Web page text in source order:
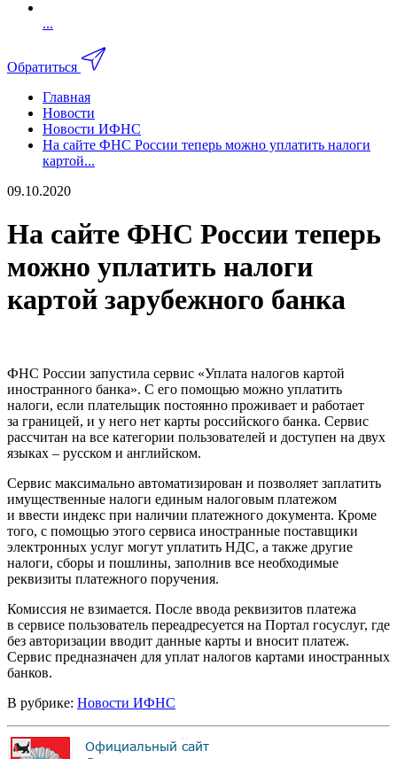
...
Обратиться
Главная
Новости
Новости ИФНС
На сайте ФНС России теперь можно уплатить налоги
картой...
09.10.2020
На сайте ФНС России теперь
можно уплатить налоги
картой зарубежного банка
ФНС России запустила сервис «Уплата налогов картой
иностранного банка». С его помощью можно уплатить
налоги, если плательщик постоянно проживает и работает
за границей, и у него нет карты российского банка. Сервис
рассчитан на все категории пользователей и доступен на двух
языках – русском и английском.
Сервис максимально автоматизирован и позволяет заплатить
имущественные налоги единым налоговым платежом
и ввести индекс при наличии платежного документа. Кроме
того, с помощью этого сервиса иностранные поставщики
электронных услуг могут уплатить НДС, а также другие
налоги, сборы и пошлины, заполнив все необходимые
реквизиты платежного поручения.
Комиссия не взимается. После ввода реквизитов платежа
в сервисе пользователь переадресуется на Портал госуслуг, где
без авторизации вводит данные карты и вносит платеж.
Сервис предназначен для уплат налогов картами иностранных
банков.
В рубрике: Новости ИФНС